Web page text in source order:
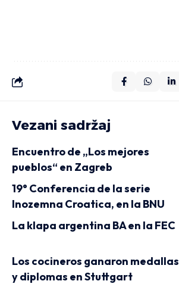
Vezani sadržaj
Encuentro de „Los mejores
pueblos“ en Zagreb
19° Conferencia de la serie
Inozemna Croatica, en la BNU
La klapa argentina BA en la FEC
Los cocineros ganaron medallas
y diplomas en Stuttgart